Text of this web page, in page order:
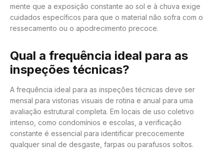
mente que a exposição constante ao sol e à chuva exige
cuidados específicos para que o material não sofra com o
ressecamento ou o apodrecimento precoce.
Qual a frequência ideal para as
inspeções técnicas?
A frequência ideal para as inspeções técnicas deve ser
mensal para vistorias visuais de rotina e anual para uma
avaliação estrutural completa. Em locais de uso coletivo
intenso, como condomínios e escolas, a verificação
constante é essencial para identificar precocemente
qualquer sinal de desgaste, farpas ou parafusos soltos.